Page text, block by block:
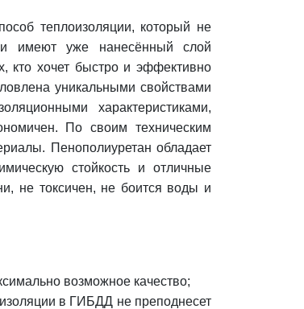
теплоизоляции, который не
имеют уже нанесённый слой
кто хочет быстро и эффективно
уникальными свойствами
характеристиками,
По своим техническим
Пенополиуретан обладает
стойкость и отличные
не токсичен, не боится воды и
возможное качество;
в ГИБДД не преподнесет